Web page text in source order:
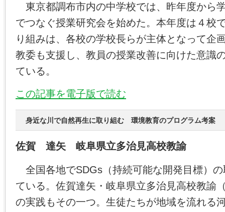
東京都調布市内の中学校では、昨年度から
でつなぐ授業研究会を始めた。本年度は４校
り組みは、各校の学校長らが主体となって企
教委も支援し、教員の授業改善に向けた意識
ている。
この記事を電子版で読む
身近な川で自然再生に取り組む 環境教育のプログラム考案
佐賀 達矢 岐阜県立多治見高校教諭
全国各地でSDGs（持続可能な開発目標）
ている。佐賀達矢・岐阜県立多治見高校教諭
の実践もその一つ。生徒たちが地域を流れる